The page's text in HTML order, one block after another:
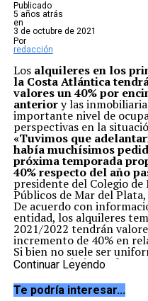
Publicado
5 años atrás
en
3 de octubre de 2021
Por
redacción
Los alquileres en los
la Costa Atlántica
valores un 40% por
anteriory las
importante nivel de
perspectivas en la
«Tuvimos que
había muchísimos
próxima temporada
40% respecto del año
presidente del Colegio
Públicos de Mar del
De acuerdo con
entidad, los alquileres
2021/2022 tendrán
incremento de 40% en
Si bien no suele ser
puntos turísticos, el
inmobiliaria
de los demás distritos
Ciudad Feliz sigue siendo
Continuar Leyendo
Te podría interesar...